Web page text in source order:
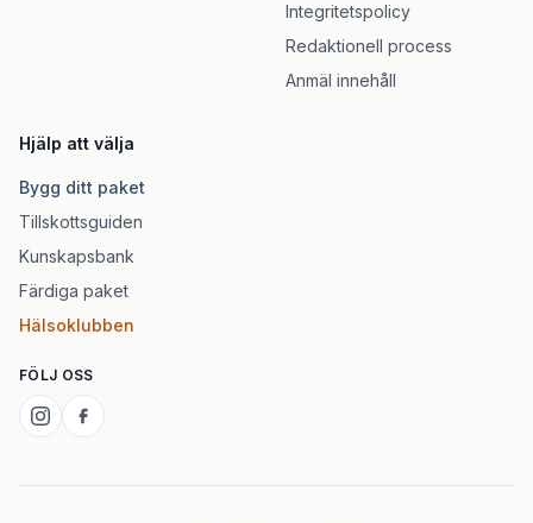
Integritetspolicy
Redaktionell process
Anmäl innehåll
Hjälp att välja
Bygg ditt paket
Tillskottsguiden
Kunskapsbank
Färdiga paket
Hälsoklubben
FÖLJ OSS